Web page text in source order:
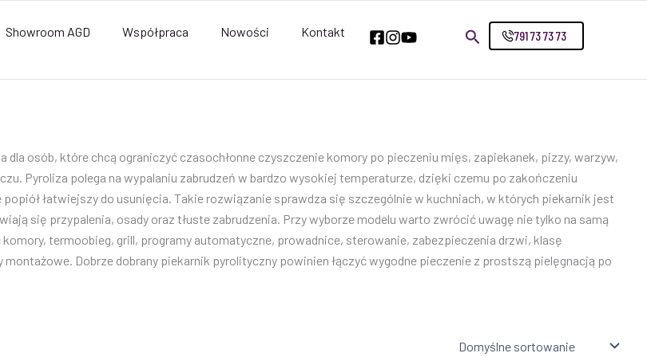
791 73 73 73
Showroom AGD Współpraca Nowości Kontakt
dla osób, które chcą ograniczyć czasochłonne czyszczenie komory po pieczeniu mięs, zapiekanek, pizzy, warzyw,
Pyroliza polega na wypalaniu zabrudzeń w bardzo wysokiej temperaturze, dzięki czemu po zakończeniu
łatwiejszy do usunięcia. Takie rozwiązanie sprawdza się szczególnie w kuchniach, w których piekarnik jest
się przypalenia, osady oraz tłuste zabrudzenia. Przy wyborze modelu warto zwrócić uwagę nie tylko na samą
termoobieg, grill, programy automatyczne, prowadnice, sterowanie, zabezpieczenia drzwi, klasę
montażowe. Dobrze dobrany piekarnik pyrolityczny powinien łączyć wygodne pieczenie z prostszą pielęgnacją po